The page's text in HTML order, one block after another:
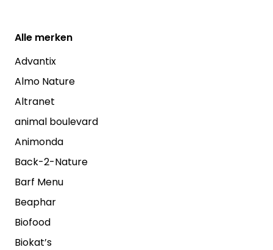
Alle merken
Advantix
Almo Nature
Altranet
animal boulevard
Animonda
Back-2-Nature
Barf Menu
Beaphar
Biofood
Biokat’s